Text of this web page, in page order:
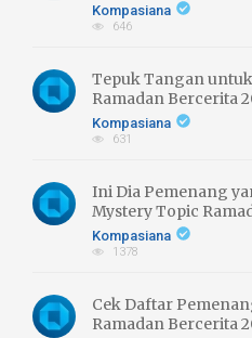
Kompasiana
646
Tepuk Tangan
Ramadan Bercerita
Kompasiana
631
Ini Dia Pemenang
Mystery Topic
Kompasiana
1378
Cek Daftar
Ramadan Bercerita